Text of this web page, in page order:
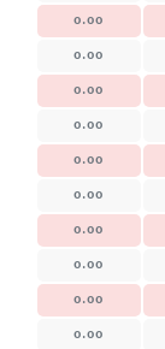
0.00
0.00
0.00
0.00
0.00
0.00
0.00
0.00
0.00
0.00